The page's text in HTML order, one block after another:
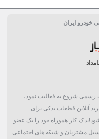
خودرو ایران
یدک کار در سال 1393 بصورت رسمی شروع به فعالیت نمود،
آنلاین قطعات یدکی برای
کار هموراه خود را یک عضو
مشتریان و شبکه های اجتماعی